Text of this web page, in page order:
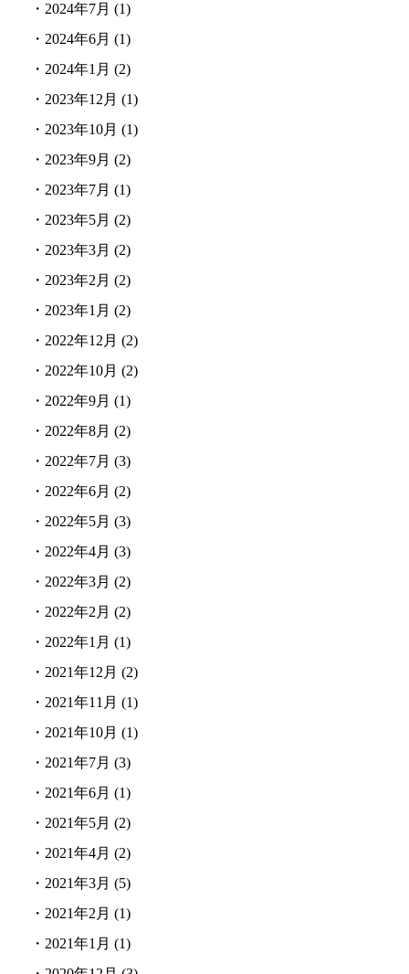
・2024年7月 (1)
・2024年6月 (1)
・2024年1月 (2)
・2023年12月 (1)
・2023年10月 (1)
・2023年9月 (2)
・2023年7月 (1)
・2023年5月 (2)
・2023年3月 (2)
・2023年2月 (2)
・2023年1月 (2)
・2022年12月 (2)
・2022年10月 (2)
・2022年9月 (1)
・2022年8月 (2)
・2022年7月 (3)
・2022年6月 (2)
・2022年5月 (3)
・2022年4月 (3)
・2022年3月 (2)
・2022年2月 (2)
・2022年1月 (1)
・2021年12月 (2)
・2021年11月 (1)
・2021年10月 (1)
・2021年7月 (3)
・2021年6月 (1)
・2021年5月 (2)
・2021年4月 (2)
・2021年3月 (5)
・2021年2月 (1)
・2021年1月 (1)